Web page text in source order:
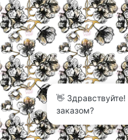
👋
заказом?